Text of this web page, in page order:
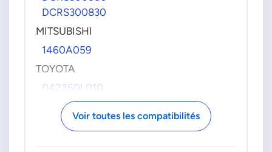
16700ES603
16700ES604
16700ES606
16700ES607
16700ES608
16700ES609
16700ES60A
16700ES60B
DCRS300830
MITSUBISHI
1460A059
TOYOTA
042260L010
042260L020
0422630020
221000G010
Voir toutes les compatibilités